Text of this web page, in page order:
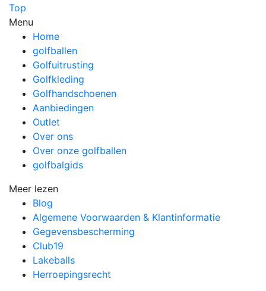
Top
Menu
Home
golfballen
Golfuitrusting
Golfkleding
Golfhandschoenen
Aanbiedingen
Outlet
Over ons
Over onze golfballen
golfbalgids
Meer lezen
Blog
Algemene Voorwaarden & Klantinformatie
Gegevensbescherming
Club19
Lakeballs
Herroepingsrecht